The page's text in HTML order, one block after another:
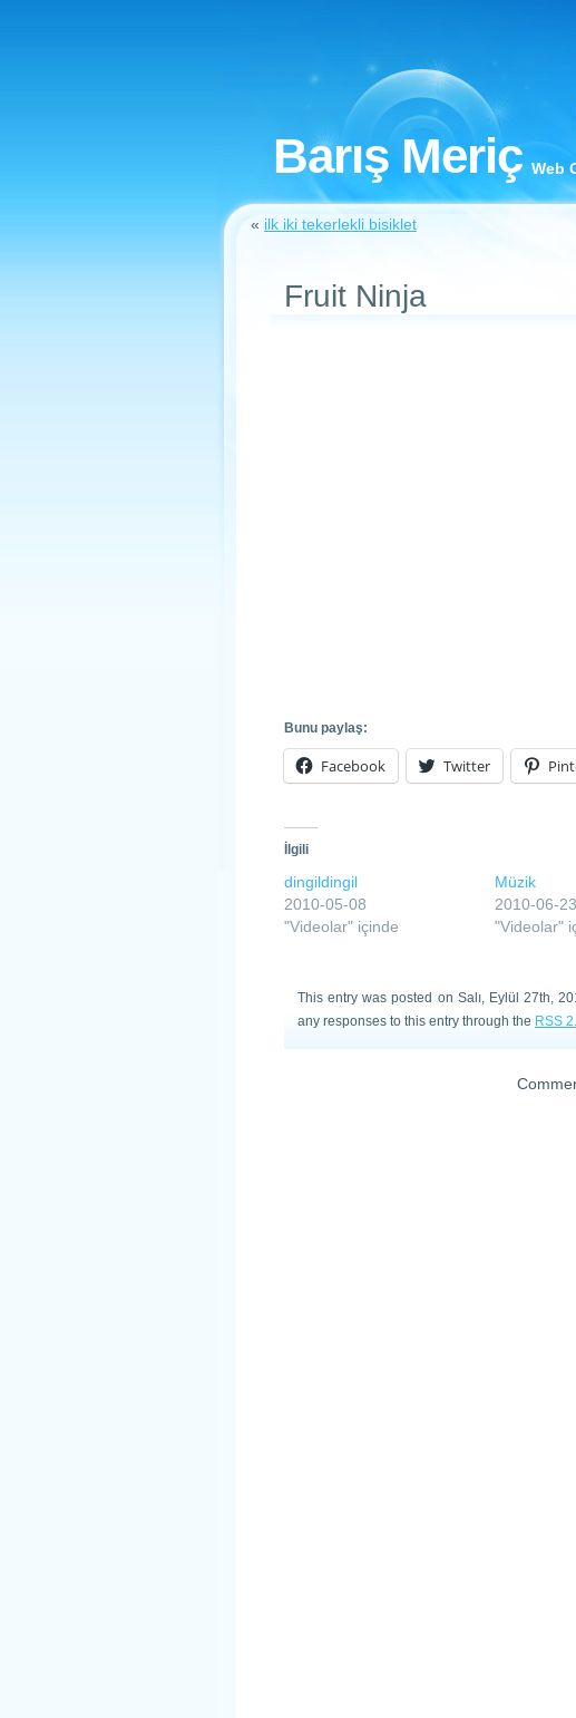
Barış Meriç Web
« ilk iki tekerlekli bisiklet
Fruit Ninja
Bunu paylaş:
Facebook Twitter
İlgili
dingildingil
2010-05-08
"Videolar" içinde
Müzik
2010-06-23
"Videolar"
This entry was posted on Salı, Eylül 27th,
any responses to this entry through the RSS